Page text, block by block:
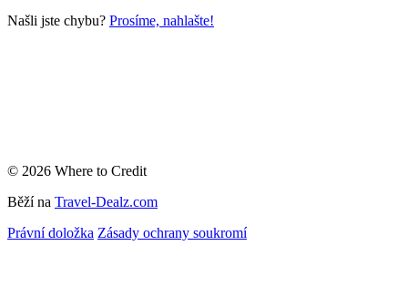
Našli jste chybu? Prosíme, nahlašte!
© 2026 Where to Credit
Běží na Travel-Dealz.com
Právní doložka Zásady ochrany soukromí